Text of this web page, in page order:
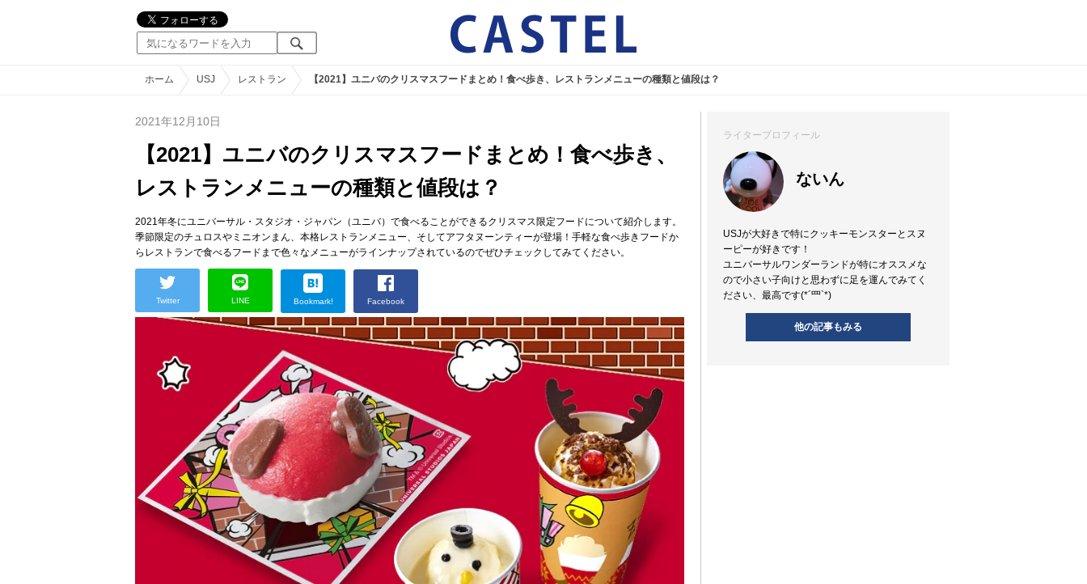
ホーム USJ レストラン 【2021】ユニバのクリスマスフードまとめ！食べ歩き、レストランメニューの種類と値段は？
2021年12月10日
【2021】ユニバのクリスマスフードまとめ！食べ歩き、
レストランメニューの種類と値段は？
2021年冬にユニバーサル・スタジオ・ジャパン（ユニバ）で食べることができるクリスマス限定フードについて紹介します。
季節限定のチュロスやミニオンまん、本格レストランメニュー、そしてアフタヌーンティーが登場！手軽な食べ歩きフードか
らレストランで食べるフードまで色々なメニューがラインナップされているのでぜひチェックしてみてください。
Twitter LINE Bookmark! Facebook
ライタープロフィール
ないん
USJが大好きで特にクッキーモンスターとスヌ
ーピーが好きです！
ユニバーサルワンダーランドが特にオススメな
ので小さい子向けと思わずに足を運んでみてく
ださい、最高です(*´罒`*)
他の記事もみる